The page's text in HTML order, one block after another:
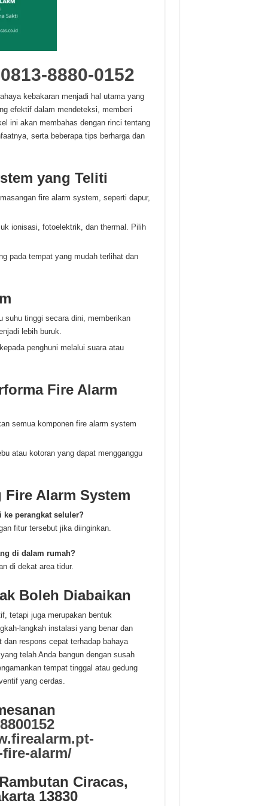
0813-8880-0152
kebakaran menjadi hal utama yang
efektif dalam mendeteksi, memberi
ini akan membahas dengan rinci tentang
serta beberapa tips berharga dan
yang Teliti
fire alarm system, seperti dapur,
ionisasi, fotoelektrik, dan thermal. Pilih
pada tempat yang mudah terlihat dan
suhu tinggi secara dini, memberikan
lebih buruk.
penghuni melalui suara atau
Fire Alarm
semua komponen fire alarm system
atau kotoran yang dapat mengganggu
Alarm System
perangkat seluler?
fitur tersebut jika diinginkan.
di dalam rumah?
di dekat area tidur.
Boleh Diabaikan
tetapi juga merupakan bentuk
langkah instalasi yang benar dan
respons cepat terhadap bahaya
telah Anda bangun dengan susah
tempat tinggal atau gedung
yang cerdas.
alarm/
Ciracas,
13830